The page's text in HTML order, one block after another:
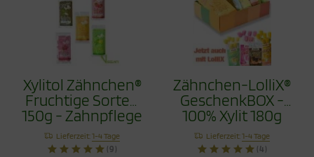
Xylitol Zähnchen®
Fruchtige Sorten
150g - Zahnpflege
Bonbons Jetzt
mit Himbeere
Lieferzeit:1-4 Tage
(9)
Zähnchen-LolliX®
GeschenkBOX -
100% Xylit 180g
Lieferzeit:1-4 Tage
(4)